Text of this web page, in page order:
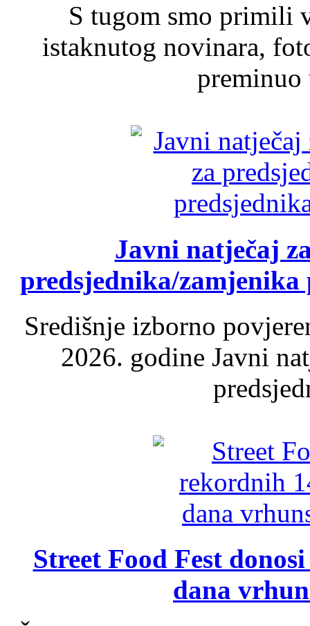
S tugom smo primili
istaknutog novinara,
Javni natječaj
predsjednika/
Središnje izborno
2026. godine Javni
Street Food Fest
dana